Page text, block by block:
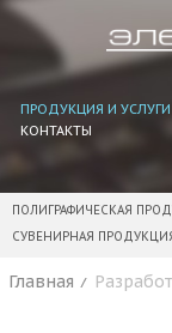
ПРОДУКЦИЯ И УСЛУГИ
КОНТАКТЫ
ПОЛИГРАФИЧЕСКАЯ
СУВЕНИРНАЯ
Главная